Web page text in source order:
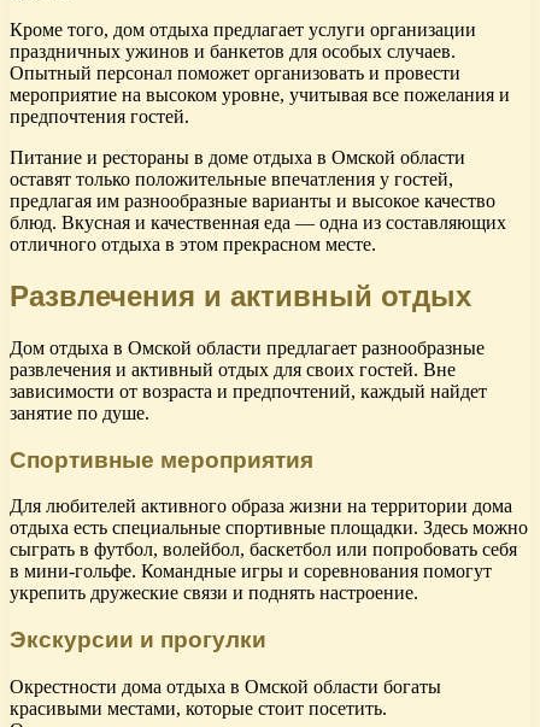
Кроме того, дом отдыха предлагает услуги организации
праздничных ужинов и банкетов для особых случаев.
Опытный персонал поможет организовать и провести
мероприятие на высоком уровне, учитывая все пожелания и
предпочтения гостей.
Питание и рестораны в доме отдыха в Омской области
оставят только положительные впечатления у гостей,
предлагая им разнообразные варианты и высокое качество
блюд. Вкусная и качественная еда — одна из составляющих
отличного отдыха в этом прекрасном месте.
Развлечения и активный отдых
Дом отдыха в Омской области предлагает разнообразные
развлечения и активный отдых для своих гостей. Вне
зависимости от возраста и предпочтений, каждый найдет
занятие по душе.
Спортивные мероприятия
Для любителей активного образа жизни на территории дома
отдыха есть специальные спортивные площадки. Здесь можно
сыграть в футбол, волейбол, баскетбол или попробовать себя
в мини-гольфе. Командные игры и соревнования помогут
укрепить дружеские связи и поднять настроение.
Экскурсии и прогулки
Окрестности дома отдыха в Омской области богаты
красивыми местами, которые стоит посетить.